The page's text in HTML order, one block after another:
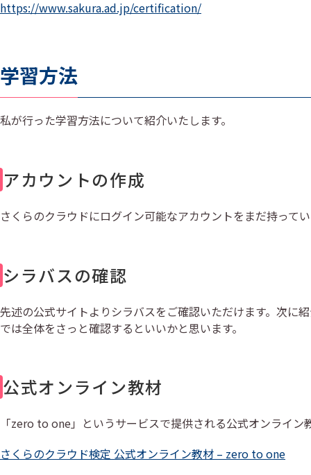
https://www.sakura.ad.jp/certification/
学習方法
私が行った学習方法について紹介いたします。
アカウントの作成
さくらのクラウドにログイン可能なアカウントをまだ持って
シラバスの確認
先述の公式サイトよりシラバスをご確認いただけます。次に
では全体をさっと確認するといいかと思います。
公式オンライン教材
「zero to one」というサービスで提供される公式オンライ
さくらのクラウド検定 公式オンライン教材 – zero to one